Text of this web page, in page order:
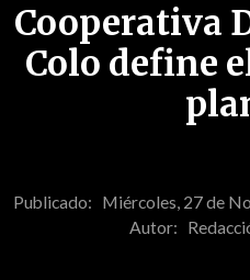
Cooperativa
Colo define
Publicado: Miércoles, 27 de
Autor: